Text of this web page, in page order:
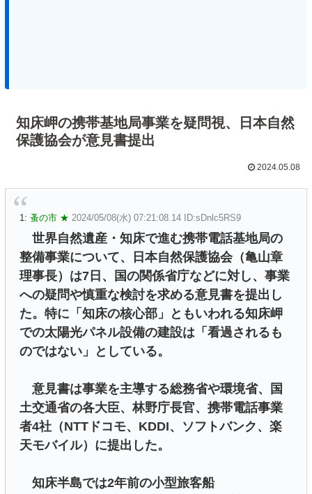
知床岬の携帯基地局事業を疑問視、日本自然
保護協会が意見書提出
2024.05.08
1: 蚤の市 ★ 2024/05/08(水) 07:21:08.14 ID:sDnlc5RS9
世界自然遺産・知床で進む携帯電話基地局の
整備事業について、日本自然保護協会（亀山章
理事長）は7日、国の関係省庁などに対し、事業
への疑問や慎重な検討を求める意見書を提出し
た。特に「知床の核心部」ともいわれる知床岬
での太陽光パネル設備の建設は「看過されるも
のではない」としている。
意見書は事業を主導する総務省や環境省、国
土交通省の各大臣、林野庁長官、携帯電話事業
者4社（NTTドコモ、KDDI、ソフトバンク、楽
天モバイル）に提出した。
知床半島では2年前の小型旅客船